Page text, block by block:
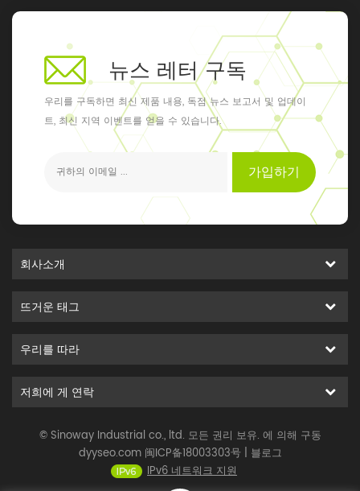
뉴스 레터 구독
우리를 구독하면 최신 제품 내용, 독점 뉴스 보고서 및 업데이
트, 최신 지역 이벤트를 얻을 수 있습니다.
가입하기
회사소개
뜨거운 태그
우리를 따라
저희에 게 연락
© Sinoway Industrial co., ltd. 모든 권리 보유. 에 의해 구동
dyyseo.com 闽ICP备18003303号| 블로그
IPv6 네트워크 지원